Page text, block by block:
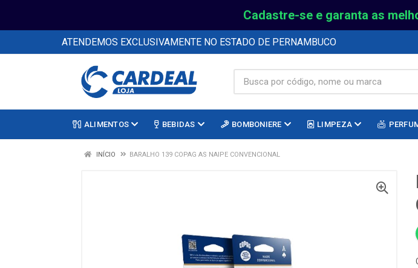
Cadastre-se e garanta as
ATENDEMOS EXCLUSIVAMENTE NO ESTADO DE PERNAMBUCO
ALIMENTOS BEBIDAS BOMBONIERE LIMPEZA
INÍCIO BARALHO 139 COPAG AS NAIPE CONVENCIONAL